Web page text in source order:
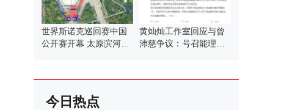
世界斯诺克巡回赛中国
公开赛开幕 太原滨河体
黄灿灿工作室回应与曾
沛慈争议：号召能理智
今日热点